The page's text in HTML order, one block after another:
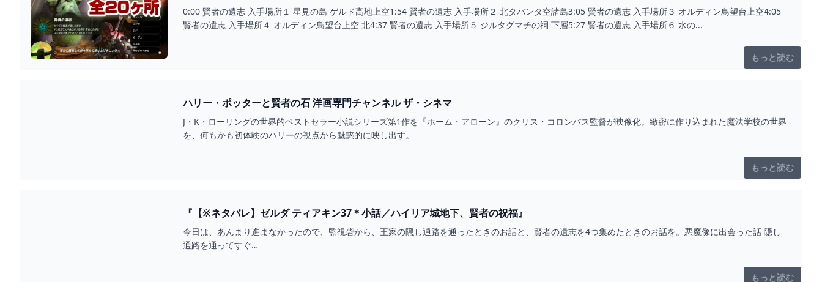
0:00 賢者の遺志 入手場所１ 星見の島 ゲルド高地上空1:54 賢者の遺志 入手場所２ 北タバンタ空諸島3:05 賢者の遺志 入手場所３ オルディン鳥望台上空4:05
賢者の遺志 入手場所４ オルディン鳥望台上空 北4:37 賢者の遺志 入手場所５ ジルタグマチの祠 下層5:27 賢者の遺志 入手場所６ 水の...
もっと読む
ハリー・ポッターと賢者の石 洋画専門チャンネル ザ・シネマ
J・K・ローリングの世界的ベストセラー小説シリーズ第1作を『ホーム・アローン』のクリス・コロンバス監督が映像化。緻密に作り込まれた魔法学校の世界
を、何もかも初体験のハリーの視点から魅惑的に映し出す。
もっと読む
『【※ネタバレ】ゼルダ ティアキン37＊小話／ハイリア城地下、賢者の祝福』
今日は、あんまり進まなかったので、監視砦から、王家の隠し通路を通ったときのお話と、賢者の遺志を4つ集めたときのお話を。悪魔像に出会った話 隠し
通路を通ってすぐ…
もっと読む